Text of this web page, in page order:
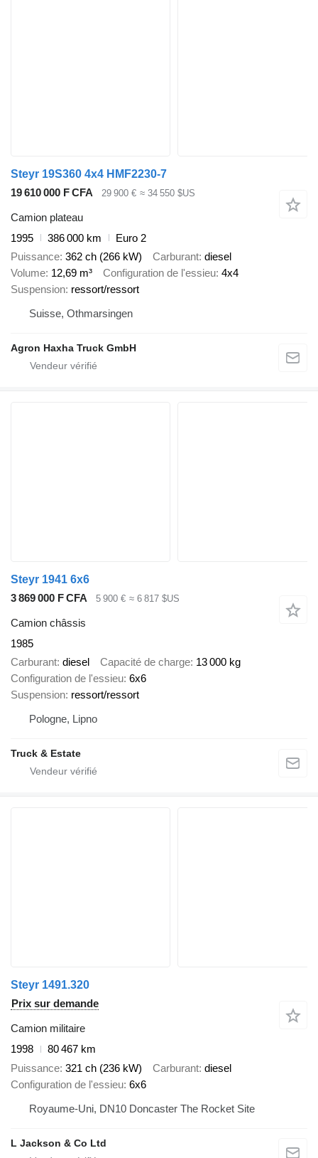
Steyr 19S360 4x4 HMF2230-7
19 610 000 F CFA
29 900 € ≈ 34 550 $US
Camion plateau
1995
386 000 km
Euro 2
Puissance 362 ch (266 kW) Carburant diesel
Volume 12,69 m³ Configuration de l'essieu 4x4
Suspension ressort/ressort
Suisse, Othmarsingen
Agron Haxha Truck GmbH
Steyr 1941 6x6
3 869 000 F CFA
5 900 € ≈ 6 817 $US
Camion châssis
1985
Carburant diesel Capacité de charge 13 000 kg
Configuration de l'essieu 6x6
Suspension ressort/ressort
Pologne, Lipno
Truck & Estate
Steyr 1491.320
Prix sur demande
Camion militaire
1998
80 467 km
Puissance 321 ch (236 kW) Carburant diesel
Configuration de l'essieu 6x6
Royaume-Uni, DN10 Doncaster The Rocket Site
L Jackson & Co Ltd